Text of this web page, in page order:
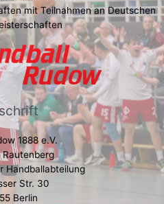
mit Teilnahmen an Deutschen
1888 e.V.
Handballabteilung
Str. 30
Berlin